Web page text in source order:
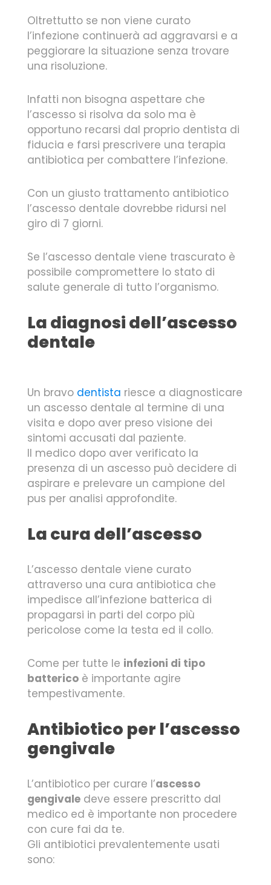
Oltrettutto se non viene curato
l’infezione continuerà ad aggravarsi e a
peggiorare la situazione senza trovare
una risoluzione.
Infatti non bisogna aspettare che
l’ascesso si risolva da solo ma è
opportuno recarsi dal proprio dentista di
fiducia e farsi prescrivere una terapia
antibiotica per combattere l’infezione.
Con un giusto trattamento antibiotico
l’ascesso dentale dovrebbe ridursi nel
giro di 7 giorni.
Se l’ascesso dentale viene trascurato è
possibile compromettere lo stato di
salute generale di tutto l’organismo.
La diagnosi dell’ascesso
dentale
Un bravo dentista riesce a diagnosticare
un ascesso dentale al termine di una
visita e dopo aver preso visione dei
sintomi accusati dal paziente.
Il medico dopo aver verificato la
presenza di un ascesso può decidere di
aspirare e prelevare un campione del
pus per analisi approfondite.
La cura dell’ascesso
L’ascesso dentale viene curato
attraverso una cura antibiotica che
impedisce all’infezione batterica di
propagarsi in parti del corpo più
pericolose come la testa ed il collo.
Come per tutte le infezioni di tipo
batterico è importante agire
tempestivamente.
Antibiotico per l’ascesso
gengivale
L’antibiotico per curare l’ascesso
gengivale deve essere prescritto dal
medico ed è importante non procedere
con cure fai da te.
Gli antibiotici prevalentemente usati
sono: